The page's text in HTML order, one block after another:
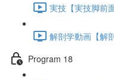
実技【実技脚前
解剖学動画【解
Program 18